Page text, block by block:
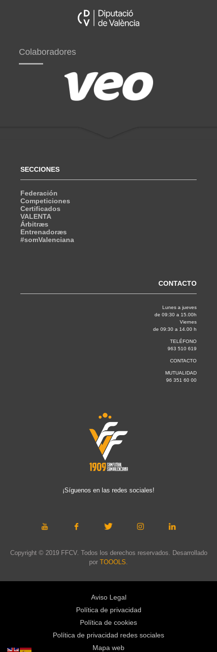
Colaboradores
SECCIONES
Federación
Competiciones
Certificados
VALENTA
Árbitræs
Entrenadoræs
#somValenciana
CONTACTO
Lunes a jueves
de 09:30 a 15.00h
Viernes
de 09:30 a 14.00 h
TELÉFONO
963 510 619
CONTACTO
MUTUALIDAD
96 351 60 00
¡Síguenos en las redes sociales!
Copyright © 2019 FFCV. Todos los derechos reservados. Desarrollado
por TOOOLS.
Aviso Legal
Política de privacidad
Política de cookies
Política de privacidad redes sociales
Mapa web